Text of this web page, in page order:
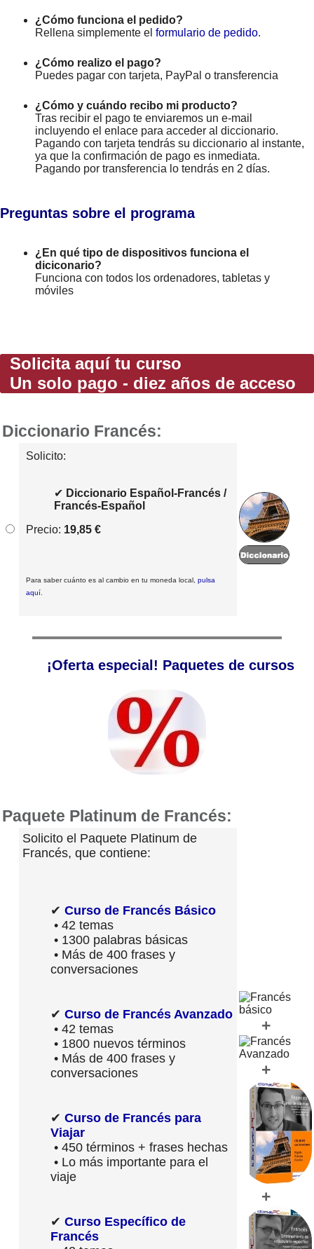
¿Cómo funciona el pedido?
Rellena simplemente el formulario de pedido.
¿Cómo realizo el pago?
Puedes pagar con tarjeta, PayPal o transferencia
¿Cómo y cuándo recibo mi producto?
Tras recibir el pago te enviaremos un e-mail
incluyendo el enlace para acceder al diccionario.
Pagando con tarjeta tendrás su diccionario al instante,
ya que la confirmación de pago es inmediata.
Pagando por transferencia lo tendrás en 2 días.
Preguntas sobre el programa
¿En qué tipo de dispositivos funciona el
diciconario?
Funciona con todos los ordenadores, tabletas y
móviles
Solicita aquí tu curso
Un solo pago - diez años de acceso
Diccionario Francés:
Solicito:
✔ Diccionario Español-Francés /
Francés-Español
Precio: 19,85 €
Para saber cuánto es al cambio en tu moneda local, pulsa
aquí.
¡Oferta especial! Paquetes de cursos
Paquete Platinum de Francés:
Solicito el Paquete Platinum de
Francés, que contiene:
✔ Curso de Francés Básico
• 42 temas
• 1300 palabras básicas
• Más de 400 frases y
conversaciones
✔ Curso de Francés Avanzado
• 42 temas
• 1800 nuevos términos
• Más de 400 frases y
conversaciones
✔ Curso de Francés para
Viajar
• 450 términos + frases hechas
• Lo más importante para el
viaje
✔ Curso Específico de
Francés
+
+
+